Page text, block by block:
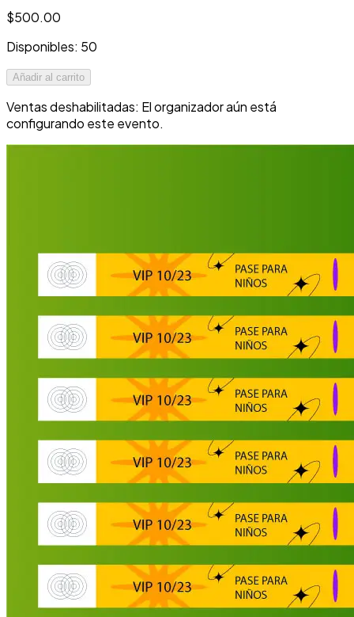
$500.00
Disponibles: 50
Añadir al carrito
Ventas deshabilitadas: El organizador aún está
configurando este evento.